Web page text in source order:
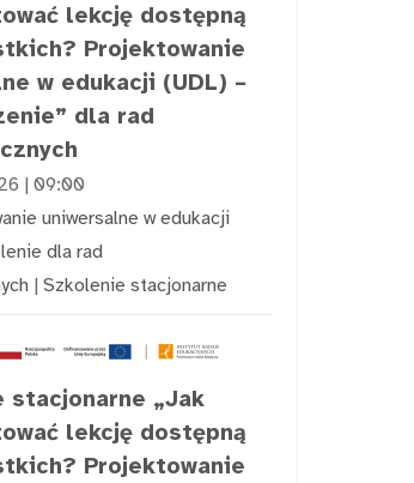
lekcję dostępną
Projektowanie
w edukacji (UDL) –
dla rad
| 09:00
uniwersalne w edukacji
dla rad
| Szkolenie stacjonarne
stacjonarne „Jak
lekcję dostępną
Projektowanie